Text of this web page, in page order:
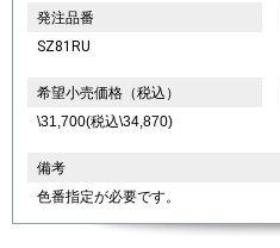
発注品番
SZ81RU
希望小売価格（税込）
\31,700(税込\34,870)
備考
色番指定が必要です。